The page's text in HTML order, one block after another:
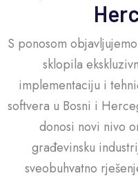
S ponosom
sklopila
implementaciju i
softvera u Bosni i
donosi novi nivo
građevinsku
sveobuhvatno